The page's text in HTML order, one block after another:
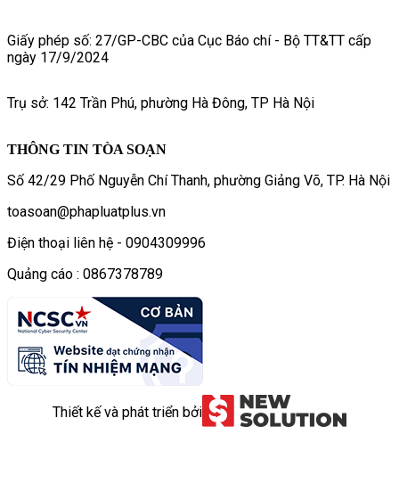
Giấy phép số: 27/GP-CBC của Cục Báo chí - Bộ TT&TT cấp
ngày 17/9/2024
Trụ sở: 142 Trần Phú, phường Hà Đông, TP Hà Nội
THÔNG TIN TÒA SOẠN
Số 42/29 Phố Nguyễn Chí Thanh, phường Giảng Võ, TP. Hà Nội
toasoan@phapluatplus.vn
Điện thoại liên hệ - 0904309996
Quảng cáo : 0867378789
Thiết kế và phát triển bởi